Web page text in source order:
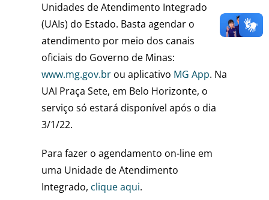
Unidades de Atendimento Integrado
(UAIs) do Estado. Basta agendar o
atendimento por meio dos canais
oficiais do Governo de Minas:
www.mg.gov.br ou aplicativo MG App. Na
UAI Praça Sete, em Belo Horizonte, o
serviço só estará disponível após o dia
3/1/22.
Para fazer o agendamento on-line em
uma Unidade de Atendimento
Integrado, clique aqui.